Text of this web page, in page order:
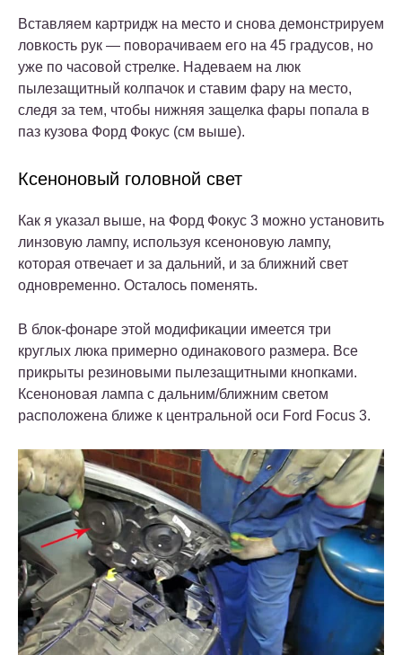
Вставляем картридж на место и снова демонстрируем
ловкость рук — поворачиваем его на 45 градусов, но
уже по часовой стрелке. Надеваем на люк
пылезащитный колпачок и ставим фару на место,
следя за тем, чтобы нижняя защелка фары попала в
паз кузова Форд Фокус (см выше).
Ксеноновый головной свет
Как я указал выше, на Форд Фокус 3 можно установить
линзовую лампу, используя ксеноновую лампу,
которая отвечает и за дальний, и за ближний свет
одновременно. Осталось поменять.
В блок-фонаре этой модификации имеется три
круглых люка примерно одинакового размера. Все
прикрыты резиновыми пылезащитными кнопками.
Ксеноновая лампа с дальним/ближним светом
расположена ближе к центральной оси Ford Focus 3.